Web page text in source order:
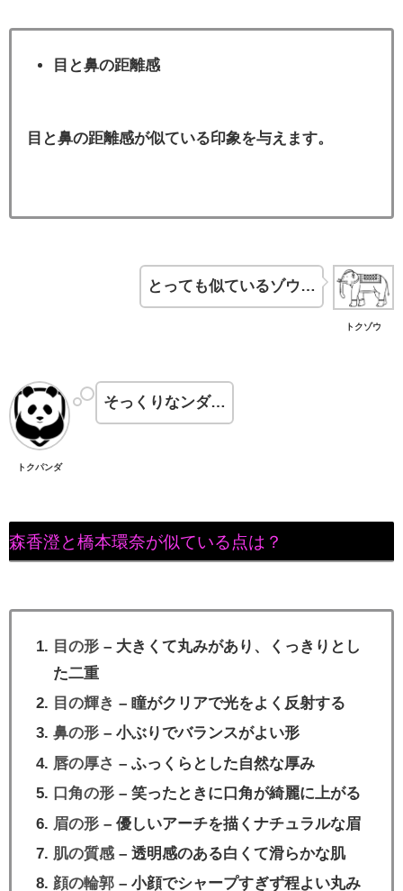
目と鼻の距離感
目と鼻の距離感が似ている印象を与えます。
トクゾウ
とっても似ているゾウ…
トクパンダ
そっくりなンダ…
森香澄と橋本環奈が似ている点は？
目の形 – 大きくて丸みがあり、くっきりとし
た二重
目の輝き – 瞳がクリアで光をよく反射する
鼻の形 – 小ぶりでバランスがよい形
唇の厚さ – ふっくらとした自然な厚み
口角の形 – 笑ったときに口角が綺麗に上がる
眉の形 – 優しいアーチを描くナチュラルな眉
肌の質感– 透明感のある白くて滑らかな肌
顔の輪郭 – 小顔でシャープすぎず程よい丸み